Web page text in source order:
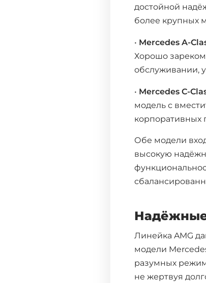
достойной
более крупных
• Mercedes A-
Хорошо
обслуживании,
• Mercedes C-
модель с
корпоративных
Обе модели
высокую
Надёжные
Линейка AMG
модели
разумных
не жертвуя
Самара
Ижевск